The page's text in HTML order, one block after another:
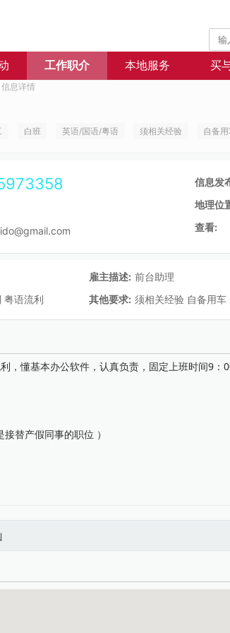
工作职介 本地服务 买
信息详情
白班 英语/国语/粤语 须相关经验 自备
信息发
地理位
查看:
雇主描述: 前台助理
粤语流利 其他要求: 须相关经验 自备用车
，懂基本办公软件，认真负责，固定上班时间9
替产假同事的职位 ）